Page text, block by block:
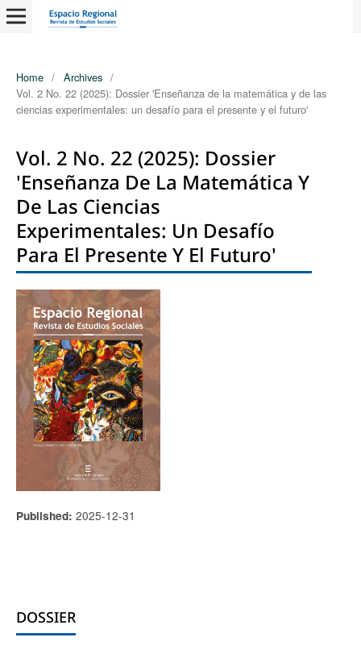
Home / Archives /
Vol. 2 No. 22 (2025): Dossier 'Enseñanza de la matemática y de las
ciencias experimentales: un desafío para el presente y el futuro'
Vol. 2 No. 22 (2025): Dossier
'Enseñanza De La Matemática Y
De Las Ciencias
Experimentales: Un Desafío
Para El Presente Y El Futuro'
Published: 2025-12-31
DOSSIER